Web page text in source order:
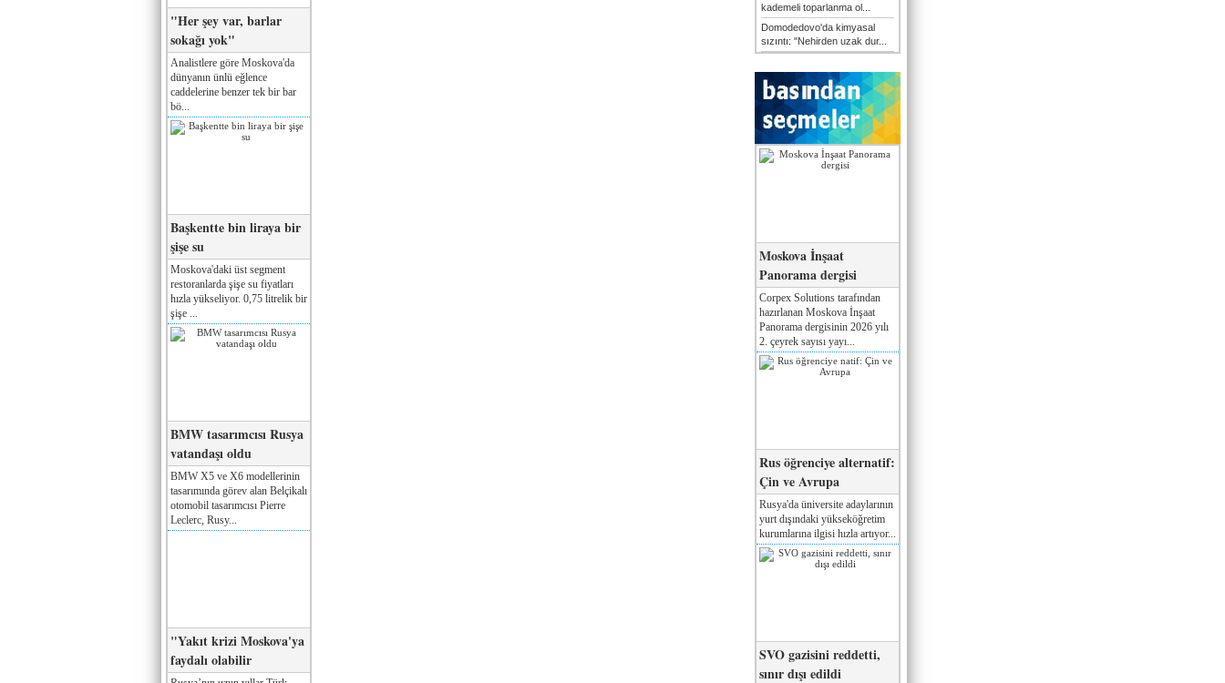
"Her şey var, barlar
sokağı yok"
Analistlere göre Moskova'da
dünyanın ünlü eğlence
caddelerine benzer tek bir bar
bö...
Başkentte bin liraya bir
şişe su
Moskova'daki üst segment
restoranlarda şişe su fiyatları
hızla yükseliyor. 0,75 litrelik bir
şişe ...
BMW tasarımcısı Rusya
vatandaşı oldu
BMW X5 ve X6 modellerinin
tasarımında görev alan Belçikalı
otomobil tasarımcısı Pierre
Leclerc, Rusy...
"Yakıt krizi Moskova'ya
faydalı olabilir
kademeli toparlanma ol...
Domodedovo'da kimyasal
sızıntı: "Nehirden uzak dur...
Moskova İnşaat
Panorama dergisi
Corpex Solutions tarafından
hazırlanan Moskova İnşaat
Panorama dergisinin 2026 yılı
2. çeyrek sayısı yayı...
Rus öğrenciye alternatif:
Çin ve Avrupa
Rusya'da üniversite adaylarının
yurt dışındaki yükseköğretim
kurumlarına ilgisi hızla artıyor...
SVO gazisini reddetti,
sınır dışı edildi